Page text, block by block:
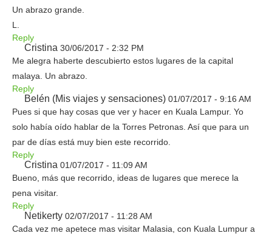
Un abrazo grande.
L.
Reply
Cristina 30/06/2017 - 2:32 PM
Me alegra haberte descubierto estos lugares de la capital
malaya. Un abrazo.
Reply
Belén (Mis viajes y sensaciones) 01/07/2017 - 9:16 AM
Pues si que hay cosas que ver y hacer en Kuala Lampur. Yo
solo había oído hablar de la Torres Petronas. Así que para un
par de días está muy bien este recorrido.
Reply
Cristina 01/07/2017 - 11:09 AM
Bueno, más que recorrido, ideas de lugares que merece la
pena visitar.
Reply
Netikerty 02/07/2017 - 11:28 AM
Cada vez me apetece mas visitar Malasia, con Kuala Lumpur a